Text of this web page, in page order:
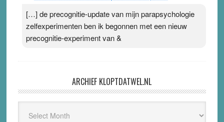
[…] de precognitie-update van mijn parapsychologie
zelfexperimenten ben ik begonnen met een nieuw
precognitie-experiment van &
ARCHIEF KLOPTDATWEL.NL
Kloptdatwel.nl